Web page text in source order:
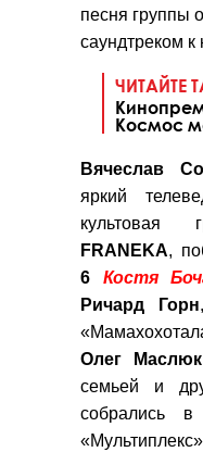
песня группы
саундтреком к
ЧИТАЙТЕ
Космос
Вячеслав
яркий
культовая
FRANEKA,
6 Костя
Ричард
Горн
Олег Маслюк
семьей и
собрались в